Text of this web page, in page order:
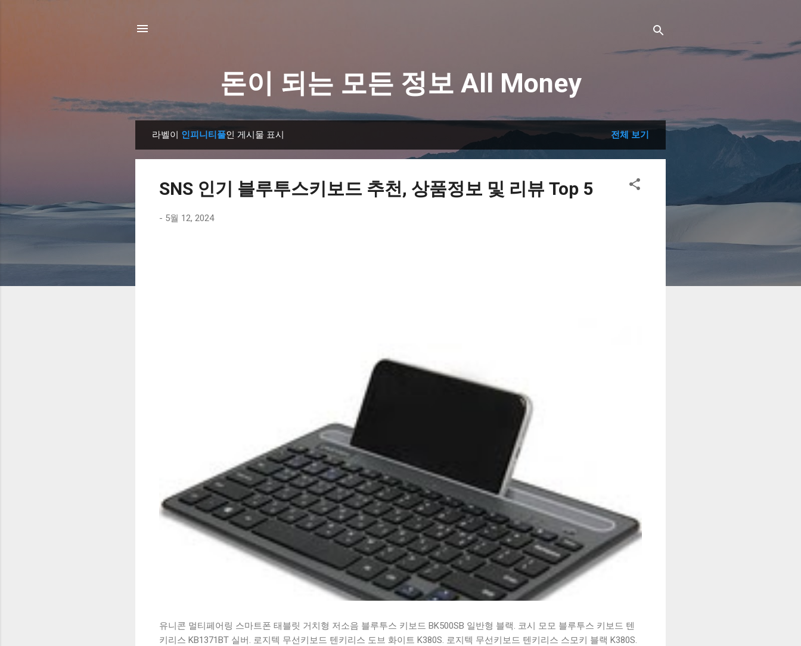
돈이 되는 모든 정보 All Money
라벨이 인피니티풀인 게시물 표시 전체 보기
SNS 인기 블루투스키보드 추천, 상품정보 및 리뷰 Top 5
- 5월 12, 2024
유니콘 멀티페어링 스마트폰 태블릿 거치형 저소음 블루투스 키보드 BK500SB 일반형 블랙. 코시 모모 블루투스 키보드 텐
키리스 KB1371BT 실버. 로지텍 무선키보드 텐키리스 도브 화이트 K380S. 로지텍 무선키보드 텐키리스 스모키 블랙 K380S.